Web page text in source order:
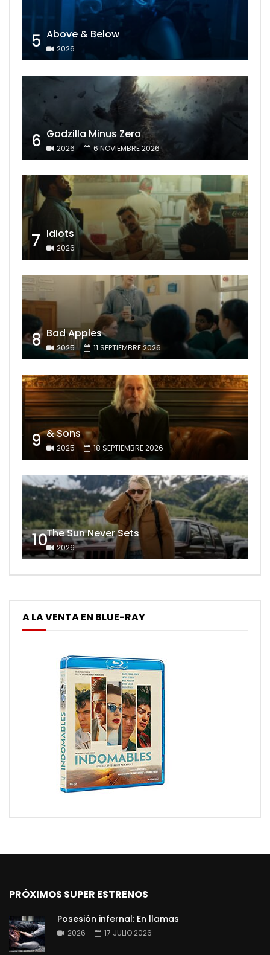
5 Above & Below
2026
6 Godzilla Minus Zero
2026 6 NOVIEMBRE 2026
7 Idiots
2026
8 Bad Apples
2025 11 SEPTIEMBRE 2026
9 & Sons
2025 18 SEPTIEMBRE 2026
10The Sun Never Sets
2026
A LA VENTA EN BLUE-RAY
PRÓXIMOS SUPER ESTRENOS
Posesión infernal: En llamas
2026 17 JULIO 2026